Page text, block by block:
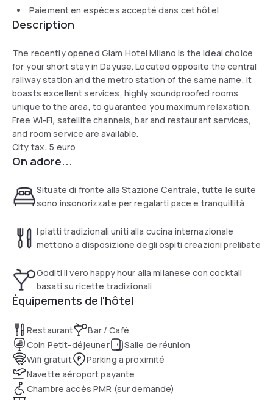
Paiement en espèces accepté dans cet hôtel
Description
The recently opened Glam Hotel Milano is the ideal choice
for your short stay in Dayuse. Located opposite the central
railway station and the metro station of the same name, it
boasts excellent services, highly soundproofed rooms
unique to the area, to guarantee you maximum relaxation.
Free WI-FI, satellite channels, bar and restaurant services,
and room service are available.
City tax: 5 euro
On adore...
Situate di fronte alla Stazione Centrale, tutte le suite
sono insonorizzate per regalarti pace e tranquillità
I piatti tradizionali uniti alla cucina internazionale
mettono a disposizione degli ospiti creazioni prelibate
Goditi il vero happy hour alla milanese con cocktail
basati su ricette tradizionali
Équipements de l'hôtel
Restaurant
Bar / Café
Coin Petit-déjeuner
Salle de réunion
Wifi gratuit
Parking à proximité
Navette aéroport payante
Chambre accès PMR (sur demande)